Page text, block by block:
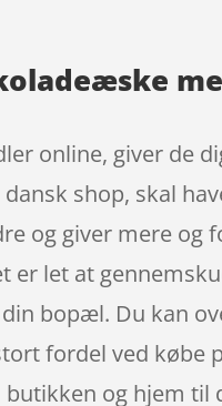
online, giver de
shop, skal
og giver mere
er let at
bopæl. Du kan
fordel ved
og hjem